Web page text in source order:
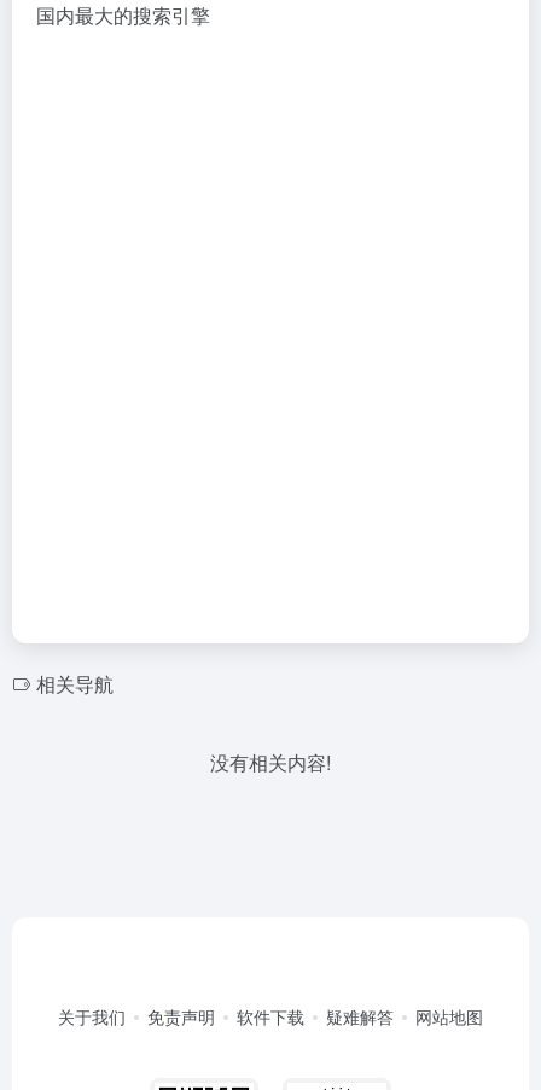
国内最大的搜索引擎
相关导航
没有相关内容!
关于我们 免责声明 软件下载 疑难解答 网站地图